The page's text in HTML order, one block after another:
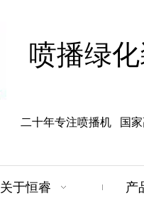
喷播绿
二十年专注喷播机 国
关于恒睿 产